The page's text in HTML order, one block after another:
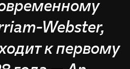
Webster,
к первому